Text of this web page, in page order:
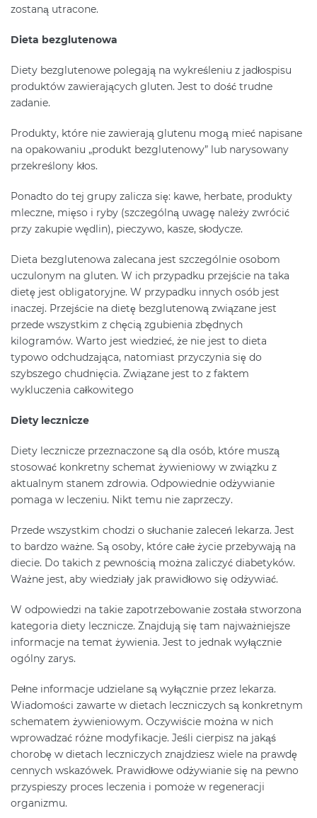
zostaną utracone.
Dieta bezglutenowa
Diety bezglutenowe polegają na wykreśleniu z jadłospisu
produktów zawierających gluten. Jest to dość trudne
zadanie.
Produkty, które nie zawierają glutenu mogą mieć napisane
na opakowaniu „produkt bezglutenowy” lub narysowany
przekreślony kłos.
Ponadto do tej grupy zalicza się: kawe, herbate, produkty
mleczne, mięso i ryby (szczególną uwagę należy zwrócić
przy zakupie wędlin), pieczywo, kasze, słodycze.
Dieta bezglutenowa zalecana jest szczególnie osobom
uczulonym na gluten. W ich przypadku przejście na taka
dietę jest obligatoryjne. W przypadku innych osób jest
inaczej. Przejście na dietę bezglutenową związane jest
przede wszystkim z chęcią zgubienia zbędnych
kilogramów. Warto jest wiedzieć, że nie jest to dieta
typowo odchudzająca, natomiast przyczynia się do
szybszego chudnięcia. Związane jest to z faktem
wykluczenia całkowitego
Diety lecznicze
Diety lecznicze przeznaczone są dla osób, które muszą
stosować konkretny schemat żywieniowy w związku z
aktualnym stanem zdrowia. Odpowiednie odżywianie
pomaga w leczeniu. Nikt temu nie zaprzeczy.
Przede wszystkim chodzi o słuchanie zaleceń lekarza. Jest
to bardzo ważne. Są osoby, które całe życie przebywają na
diecie. Do takich z pewnością można zaliczyć diabetyków.
Ważne jest, aby wiedziały jak prawidłowo się odżywiać.
W odpowiedzi na takie zapotrzebowanie została stworzona
kategoria diety lecznicze. Znajdują się tam najważniejsze
informacje na temat żywienia. Jest to jednak wyłącznie
ogólny zarys.
Pełne informacje udzielane są wyłącznie przez lekarza.
Wiadomości zawarte w dietach leczniczych są konkretnym
schematem żywieniowym. Oczywiście można w nich
wprowadzać różne modyfikacje. Jeśli cierpisz na jakąś
chorobę w dietach leczniczych znajdziesz wiele na prawdę
cennych wskazówek. Prawidłowe odżywianie się na pewno
przyspieszy proces leczenia i pomoże w regeneracji
organizmu.